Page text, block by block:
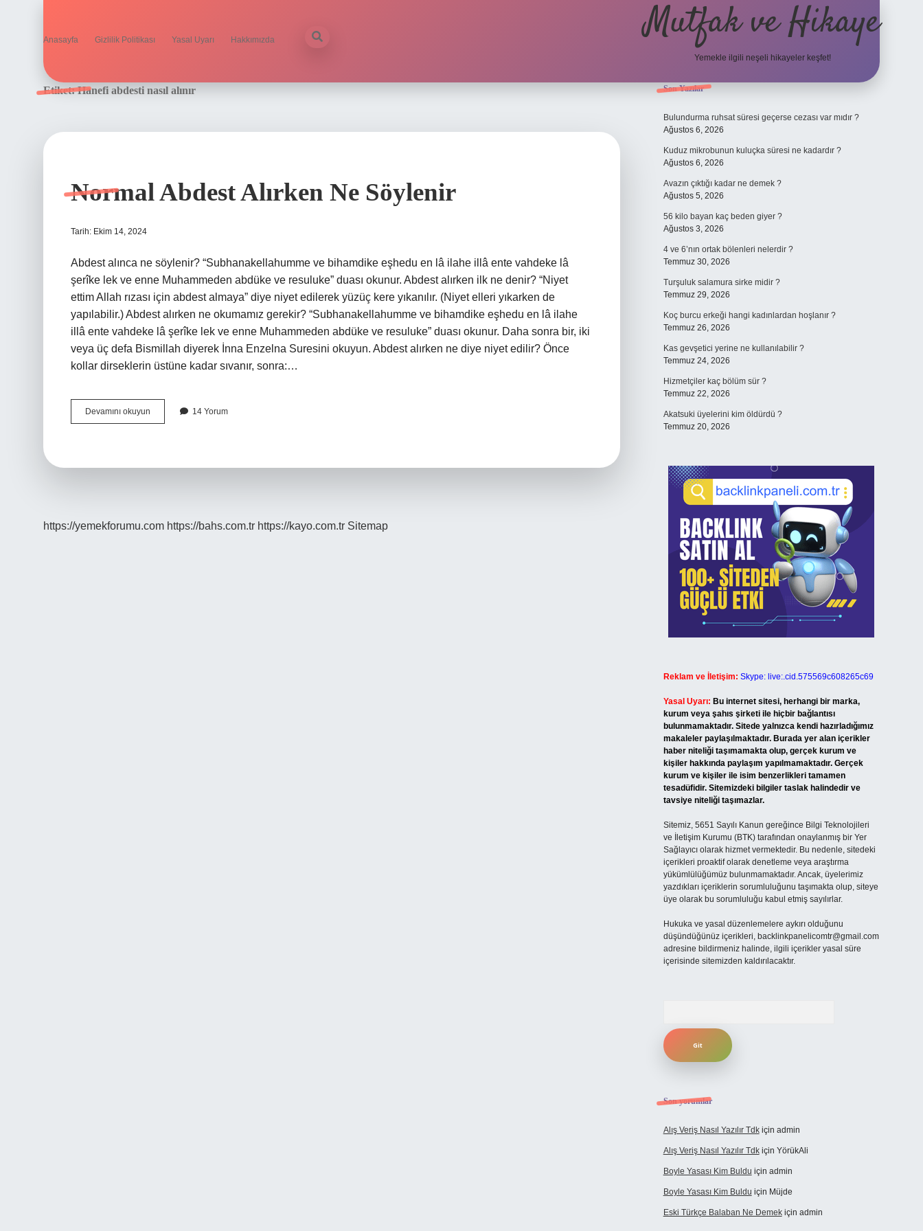
Anasayfa Gizlilik Politikası Yasal Uyarı Hakkımızda Mutfak ve Hikaye
Yemekle ilgili neşeli hikayeler keşfet!
Etiket:Hanefi abdesti nasıl alınır
Normal Abdest Alırken Ne Söylenir
Tarih: Ekim 14, 2024
Abdest alınca ne söylenir? “Subhanakellahumme ve bihamdike eşhedu en lâ ilahe illâ ente vahdeke lâ
şerîke lek ve enne Muhammeden abdüke ve resuluke” duası okunur. Abdest alırken ilk ne denir? “Niyet
ettim Allah rızası için abdest almaya” diye niyet edilerek yüzüç kere yıkanılır. (Niyet elleri yıkarken de
yapılabilir.) Abdest alırken ne okumamız gerekir? “Subhanakellahumme ve bihamdike eşhedu en lâ ilahe
illâ ente vahdeke lâ şerîke lek ve enne Muhammeden abdüke ve resuluke” duası okunur. Daha sonra bir, iki
veya üç defa Bismillah diyerek İnna Enzelna Suresini okuyun. Abdest alırken ne diye niyet edilir? Önce
kollar dirseklerin üstüne kadar sıvanır, sonra:…
Devamını okuyun
Abdest
14 Yorum
https://yemekforumu.com https://bahs.com.tr https://kayo.com.tr Sitemap
Sidebar
Son Yazılar
Bulundurma ruhsat süresi geçerse cezası var mıdır ?
Ağustos 6, 2026
Kuduz mikrobunun kuluçka süresi ne kadardır ?
Ağustos 6, 2026
Avazın çıktığı kadar ne demek ?
Ağustos 5, 2026
56 kilo bayan kaç beden giyer ?
Ağustos 3, 2026
4 ve 6’nın ortak bölenleri nelerdir ?
Temmuz 30, 2026
Turşuluk salamura sirke midir ?
Temmuz 29, 2026
Koç burcu erkeği hangi kadınlardan hoşlanır ?
Temmuz 26, 2026
Kas gevşetici yerine ne kullanılabilir ?
Temmuz 24, 2026
Hizmetçiler kaç bölüm sür ?
Temmuz 22, 2026
Akatsuki üyelerini kim öldürdü ?
Temmuz 20, 2026
Reklam ve İletişim: Skype: live:.cid.575569c608265c69
Yasal Uyarı: Bu internet sitesi, herhangi bir marka,
kurum veya şahıs şirketi ile hiçbir bağlantısı
bulunmamaktadır. Sitede yalnızca kendi hazırladığımız
makaleler paylaşılmaktadır. Burada yer alan içerikler
haber niteliği taşımamakta olup, gerçek kurum ve
kişiler hakkında paylaşım yapılmamaktadır. Gerçek
kurum ve kişiler ile isim benzerlikleri tamamen
tesadüfidir. Sitemizdeki bilgiler taslak halindedir ve
tavsiye niteliği taşımazlar.
Sitemiz, 5651 Sayılı Kanun gereğince Bilgi Teknolojileri
ve İletişim Kurumu (BTK) tarafından onaylanmış bir Yer
Sağlayıcı olarak hizmet vermektedir. Bu nedenle, sitedeki
içerikleri proaktif olarak denetleme veya araştırma
yükümlülüğümüz bulunmamaktadır. Ancak, üyelerimiz
yazdıkları içeriklerin sorumluluğunu taşımakta olup, siteye
üye olarak bu sorumluluğu kabul etmiş sayılırlar.
Hukuka ve yasal düzenlemelere aykırı olduğunu
düşündüğünüz içerikleri, backlinkpanelicomtr@gmail.com
adresine bildirmeniz halinde, ilgili içerikler yasal süre
içerisinde sitemizden kaldırılacaktır.
Son yorumlar
Alış Veriş Nasıl Yazılır Tdkiçin admin
Alış Veriş Nasıl Yazılır Tdkiçin YörükAli
Boyle Yasası Kim Buldu için admin
Boyle Yasası Kim Buldu için Müjde
Eski Türkçe Balaban Ne Demekiçin admin